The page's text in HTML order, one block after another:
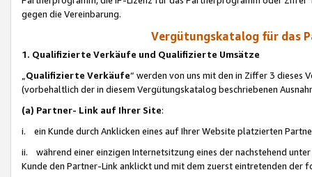
gegen die Vereinbarung.
Vergütungskatalog für das
1. Qualifizierte Verkäufe und Qualifizierte Umsätze
Qualifizierte Verkäufe“ werden von uns mit den in Ziffer 3
(vorbehaltlich der in diesem Vergütungskatalog beschriebenen
(a) Partner- Link auf Ihrer Site:
i. ein Kunde durch Anklicken eines auf Ihrer Website platzierten
ii. während einer einzigen Internetsitzung eines der nachstehend
Kunde den Partner-Link anklickt und mit dem zuerst eintretenden der